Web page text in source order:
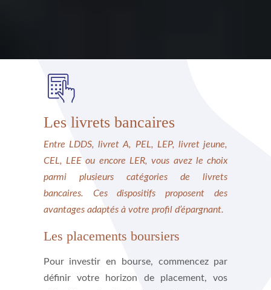
Les livrets bancaires
Entre LDDS, livret A, PEL, LEP, livret jeune,
CEL, LEE ou encore LER, vous avez le choix
parmi plusieurs catégories de livrets
bancaires. Ces dispositifs proposent des
avantages adaptés à votre profil d’épargnant.
Les placements boursiers
Pour investir en bourse, commencez par
définir votre horizon de placement, vos